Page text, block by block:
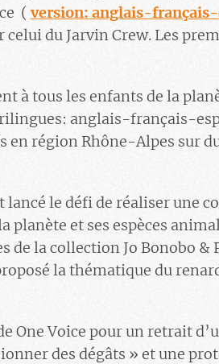
(version: anglais-
celui du Jarvin Crew. Les
à tous les enfants de la
anglais-français-
en région Rhône-Alpes sur
lancé le défi de réaliser une
et ses espèces
la collection Jo Bonobo &
la thématique du
One Voice pour un retrait
des dégâts » et une